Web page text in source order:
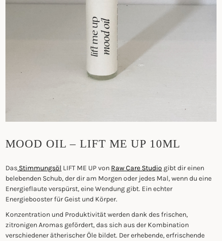
MOOD OIL – LIFT ME UP 10ML
Das Stimmungsöl LIFT ME UP von Raw Care Studio gibt dir einen
belebenden Schub, der dir am Morgen oder jedes Mal, wenn du eine
Energieflaute verspürst, eine Wendung gibt. Ein echter
Energiebooster für Geist und Körper.
Konzentration und Produktivität werden dank des frischen,
zitronigen Aromas gefördert,das sich aus der Kombination
verschiedener ätherischer Öle bildet. Der erhebende, erfrischende